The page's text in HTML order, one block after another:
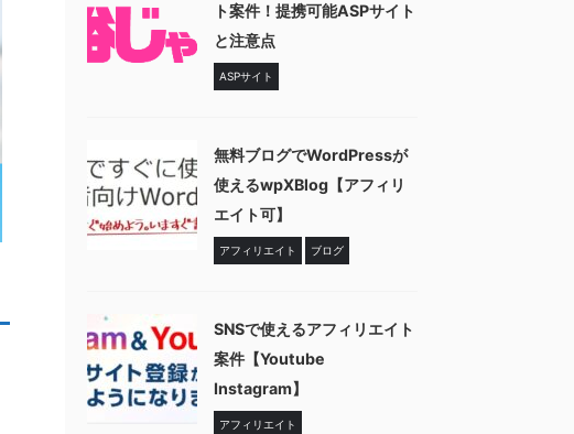
ト案件！提携可能ASPサイト
と注意点
ASPサイト
無料ブログでWordPressが
使えるwpXBlog【アフィリ
エイト可】
アフィリエイト ブログ
SNSで使えるアフィリエイト
案件【Youtube
Instagram】
アフィリエイト